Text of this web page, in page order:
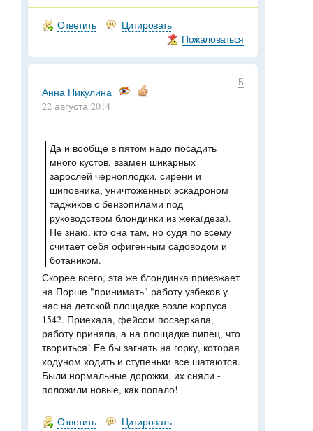
Ответить
Цитировать
Пожаловаться
5
Анна Никулина
22 августа 2014
Да и вообще в пятом надо посадить
много кустов, взамен шикарных
зарослей черноплодки, сирени и
шиповника, уничтоженных эскадроном
таджиков с бензопилами под
руководством блондинки из жека(деза).
Не знаю, кто она там, но судя по всему
считает себя офигенным садоводом и
ботаником.
Скорее всего, эта же блондинка приезжает
на Порше "принимать" работу узбеков у
нас на детской площадке возле корпуса
1542. Приехала, фейсом посверкала,
работу приняла, а на площадке пипец, что
твориться! Ее бы загнать на горку, которая
ходуном ходить и ступеньки все шатаются.
Были нормальные дорожки, их сняли -
положили новые, как попало!
Ответить
Цитировать